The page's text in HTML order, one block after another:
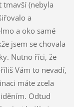
tmavší (nebyla
a
a oko samé
jsem se chovala
Nutno říci, že
Vám to nevadí,
máte zcela
Odtud